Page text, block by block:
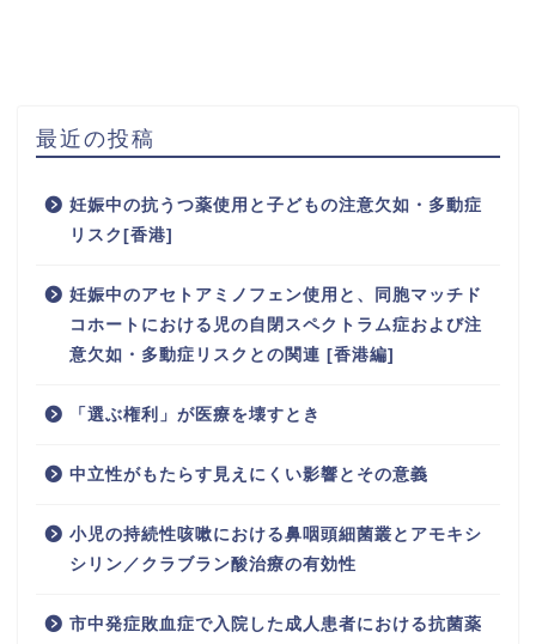
最近の投稿
妊娠中の抗うつ薬使用と子どもの注意欠如・多動症
リスク[香港]
妊娠中のアセトアミノフェン使用と、同胞マッチド
コホートにおける児の自閉スペクトラム症および注
意欠如・多動症リスクとの関連 [香港編]
「選ぶ権利」が医療を壊すとき
中立性がもたらす見えにくい影響とその意義
小児の持続性咳嗽における鼻咽頭細菌叢とアモキシ
シリン／クラブラン酸治療の有効性
市中発症敗血症で入院した成人患者における抗菌薬